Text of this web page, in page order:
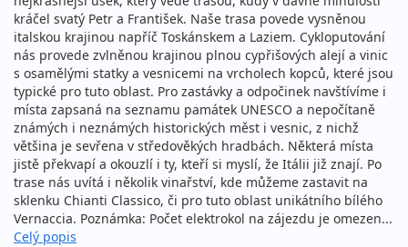
kráčel svatý Petr a František. Naše trasa povede vysněnou
italskou krajinou napříč Toskánskem a Laziem. Cykloputování
nás provede zvlněnou krajinou plnou cypřišových alejí a vinic
s osamělými statky a vesnicemi na vrcholech kopců, které jsou
typické pro tuto oblast. Pro zastávky a odpočinek navštívíme i
místa zapsaná na seznamu památek UNESCO a nepočítaně
známých i neznámých historických měst i vesnic, z nichž
většina je sevřena v středověkých hradbách. Některá místa
jistě překvapí a okouzlí i ty, kteří si myslí, že Itálii již znají. Po
trase nás uvítá i několik vinařství, kde můžeme zastavit na
sklenku Chianti Classico, či pro tuto oblast unikátního bílého
Vernaccia. Poznámka: Počet elektrokol na zájezdu je omezen...
Celý popis